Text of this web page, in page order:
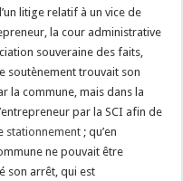
litige relatif à un vice de
la cour administrative
souveraine des faits,
soutènement trouvait son
la commune, mais dans la
par la SCI afin de
stationnement ; qu’en
ne pouvait être
son arrêt, qui est